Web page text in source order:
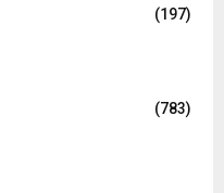
(197)
(783)